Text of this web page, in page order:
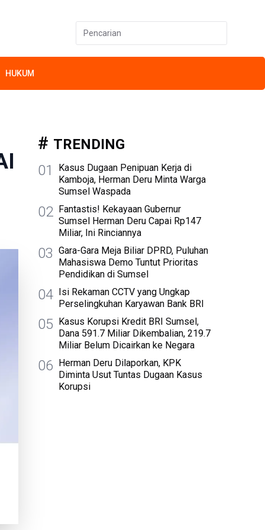
HUKUM
TRENDING
01
Kasus Dugaan Penipuan Kerja di
Kamboja, Herman Deru Minta Warga
Sumsel Waspada
02 Fantastis! Kekayaan Gubernur
Sumsel Herman Deru Capai Rp147
Miliar, Ini Rinciannya
03 Gara-Gara Meja Biliar DPRD, Puluhan
Mahasiswa Demo Tuntut Prioritas
Pendidikan di Sumsel
04 Isi Rekaman CCTV yang Ungkap
Perselingkuhan Karyawan Bank BRI
05 Kasus Korupsi Kredit BRI Sumsel,
Dana 591.7 Miliar Dikembalian, 219.7
Miliar Belum Dicairkan ke Negara
06 Herman Deru Dilaporkan, KPK
Diminta Usut Tuntas Dugaan Kasus
Korupsi